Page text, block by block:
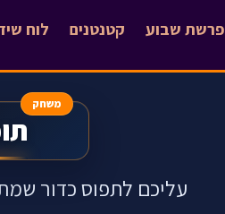
לוח קטנטנים פרשת שבוע
משחק
עליכם לתפוס כדור